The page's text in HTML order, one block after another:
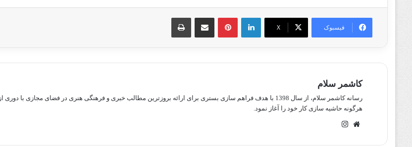
فیسبوک X
لینکدین پینترستاشتراک گذاری از طریق ایمیل چاپ
کاشمر سلام
رسانه کاشمر سلام، از سال 1398 با هدف فراهم سازی بستری برای ارائه بروزترین مطالب خبری و فرهنگی هنری در فضای مجازی با دوری از
هرگونه حاشیه سازی کار خود را آغاز نمود.
وبسایت